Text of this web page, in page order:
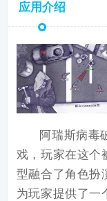
应用介绍
阿瑞斯病毒
戏，玩家在这个
型融合了角色扮
为玩家提供了一